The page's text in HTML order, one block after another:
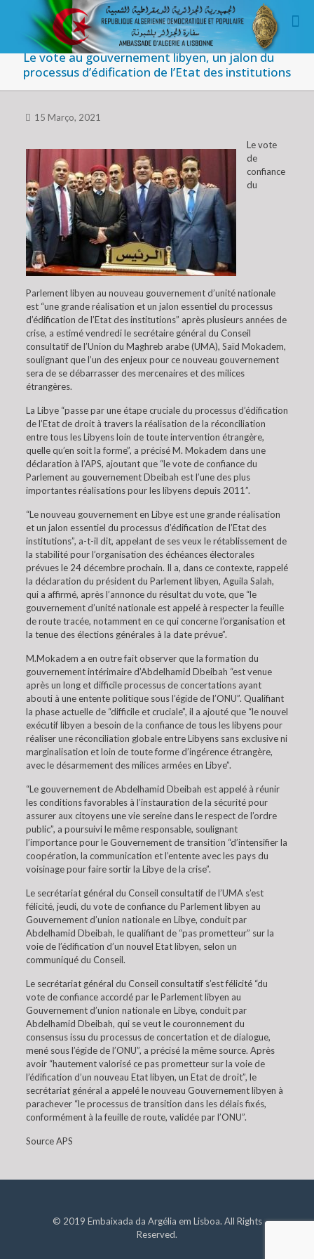
Le vote au gouvernement libyen, un jalon du
processus d’édification de l’Etat des institutions
15 Março, 2021
Le vote
de
confiance
du
Parlement libyen au nouveau gouvernement d’unité nationale
est “une grande réalisation et un jalon essentiel du processus
d’édification de l’Etat des institutions” après plusieurs années de
crise, a estimé vendredi le secrétaire général du Conseil
consultatif de l’Union du Maghreb arabe (UMA), Saïd Mokadem,
soulignant que l’un des enjeux pour ce nouveau gouvernement
sera de se débarrasser des mercenaires et des milices
étrangères.
La Libye “passe par une étape cruciale du processus d’édification
de l’Etat de droit à travers la réalisation de la réconciliation
entre tous les Libyens loin de toute intervention étrangère,
quelle qu’en soit la forme”, a précisé M. Mokadem dans une
déclaration à l’APS, ajoutant que “le vote de confiance du
Parlement au gouvernement Dbeibah est l’une des plus
importantes réalisations pour les libyens depuis 2011”.
“Le nouveau gouvernement en Libye est une grande réalisation
et un jalon essentiel du processus d’édification de l’Etat des
institutions”, a-t-il dit, appelant de ses veux le rétablissement de
la stabilité pour l’organisation des échéances électorales
prévues le 24 décembre prochain. Il a, dans ce contexte, rappelé
la déclaration du président du Parlement libyen, Aguila Salah,
qui a affirmé, après l’annonce du résultat du vote, que “le
gouvernement d’unité nationale est appelé à respecter la feuille
de route tracée, notamment en ce qui concerne l’organisation et
la tenue des élections générales à la date prévue”.
M.Mokadem a en outre fait observer que la formation du
gouvernement intérimaire d’Abdelhamid Dbeibah “est venue
après un long et difficile processus de concertations ayant
abouti à une entente politique sous l’égide de l’ONU”. Qualifiant
la phase actuelle de “difficile et cruciale”, il a ajouté que “le nouvel
exécutif libyen a besoin de la confiance de tous les libyens pour
réaliser une réconciliation globale entre Libyens sans exclusive ni
marginalisation et loin de toute forme d’ingérence étrangère,
avec le désarmement des milices armées en Libye”.
“Le gouvernement de Abdelhamid Dbeibah est appelé à réunir
les conditions favorables à l’instauration de la sécurité pour
assurer aux citoyens une vie sereine dans le respect de l’ordre
public”, a poursuivi le même responsable, soulignant
l’importance pour le Gouvernement de transition “d’intensifier la
coopération, la communication et l’entente avec les pays du
voisinage pour faire sortir la Libye de la crise”.
Le secrétariat général du Conseil consultatif de l’UMA s’est
félicité, jeudi, du vote de confiance du Parlement libyen au
Gouvernement d’union nationale en Libye, conduit par
Abdelhamid Dbeibah, le qualifiant de “pas prometteur” sur la
voie de l’édification d’un nouvel Etat libyen, selon un
communiqué du Conseil.
Le secrétariat général du Conseil consultatif s’est félicité “du
vote de confiance accordé par le Parlement libyen au
Gouvernement d’union nationale en Libye, conduit par
Abdelhamid Dbeibah, qui se veut le couronnement du
consensus issu du processus de concertation et de dialogue,
mené sous l’égide de l’ONU”, a précisé la même source. Après
avoir “hautement valorisé ce pas prometteur sur la voie de
l’édification d’un nouveau Etat libyen, un Etat de droit”, le
secrétariat général a appelé le nouveau Gouvernement libyen à
parachever “le processus de transition dans les délais fixés,
conformément à la feuille de route, validée par l’ONU”.
Source APS
© 2019 Embaixada da Argélia em Lisboa. All Rights
Reserved.